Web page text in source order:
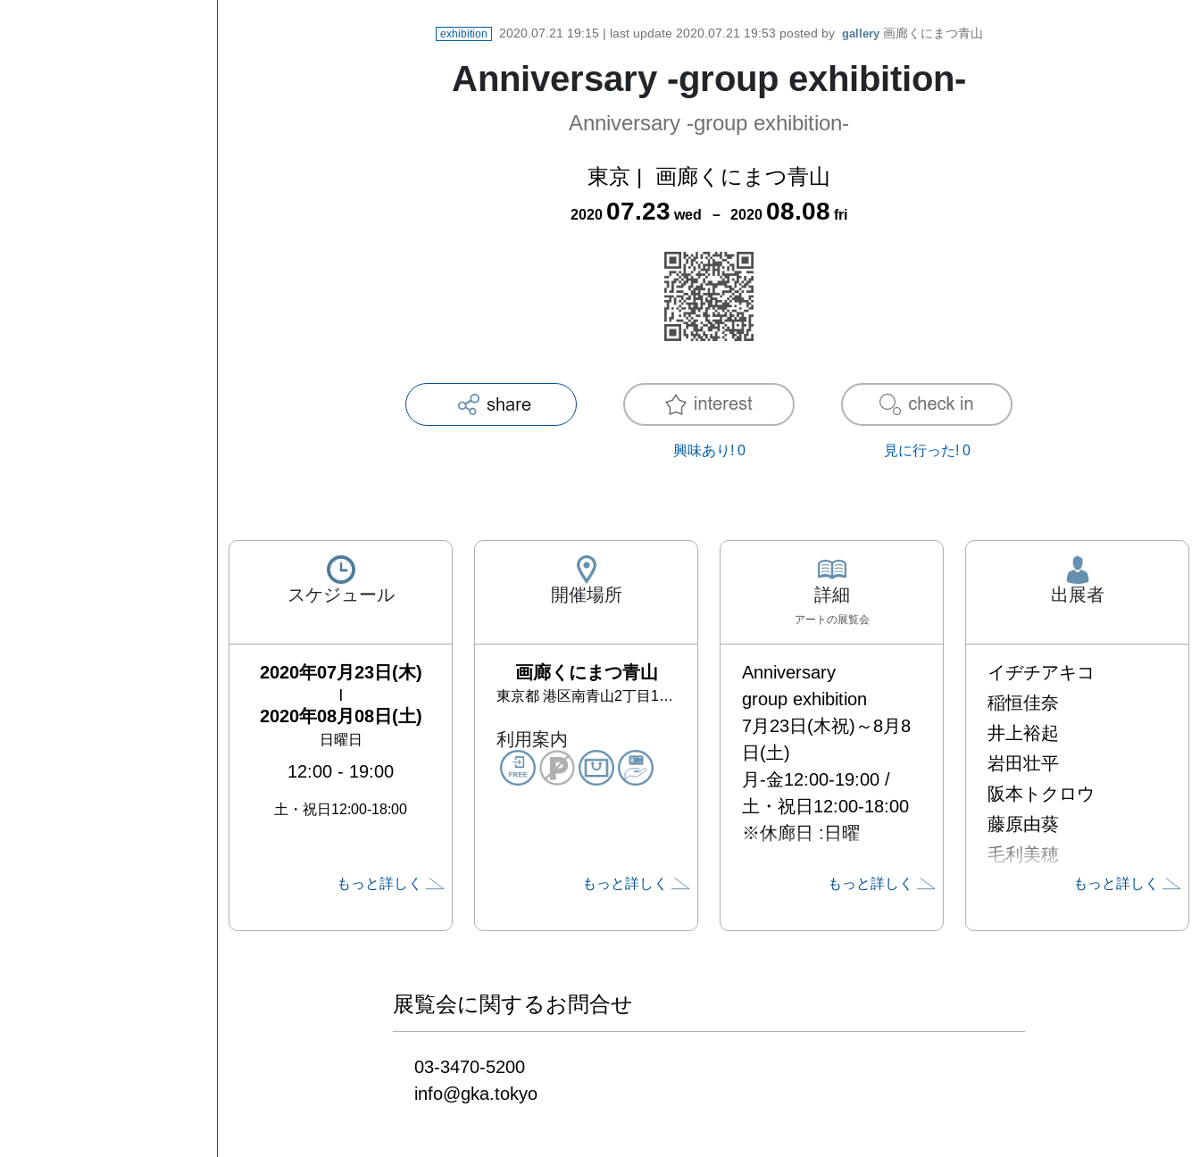
exhibition 2020.07.21 19:15 | last update 2020.07.21 19:53 posted by gallery 画廊くにまつ青山
Anniversary -group exhibition-
Anniversary -group exhibition-
東京 | 画廊くにまつ青山
2020 07.23 wed － 2020 08.08 fri
興味あり! 0 見に行った! 0
スケジュール
2020年07月23日(木)
2020年08月08日(土)
日曜日
12:00 - 19:00
土・祝日12:00-18:00
もっと詳しく
開催場所
画廊くにまつ青山
東京都 港区南青山2丁目10-14 Aoyama Annex １F
利用案内
もっと詳しく
詳細
アート の展覧会
Anniversary
group exhibition
7月23日(木祝)～8月8
日(土)
月-金12:00-19:00 /
土・祝日12:00-18:00
※休廊日 :日曜
岩田壮平　阪本トクロ
もっと詳しく
出展者
イヂチアキコ
稲恒佳奈
井上裕起
岩田壮平
阪本トクロウ
藤原由葵
毛利美穂
もっと詳しく
展覧会に関するお問合せ
03-3470-5200
info@gka.tokyo